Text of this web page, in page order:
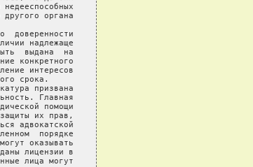
органа
доверенности
надлежаще
выдана  на
конкретного
интересов
срока.
призвана
Главная
помощи
их прав,
адвокатской
порядке
оказывать
лицензии в
лица могут